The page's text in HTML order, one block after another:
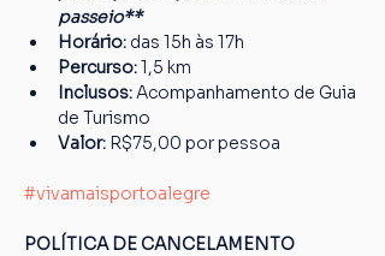
passeio**
Horário: das 15h às 17h
Percurso: 1,5 km
Inclusos: Acompanhamento de Guia
de Turismo
Valor: R$75,00 por pessoa
#vivamaisportoalegre
POLÍTICA DE CANCELAMENTO